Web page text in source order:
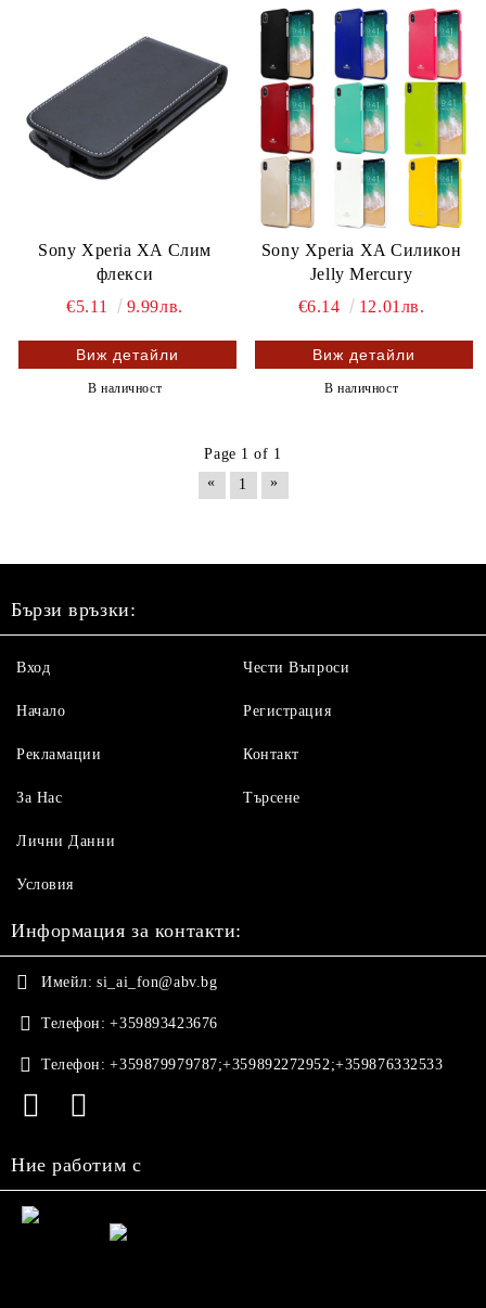
Sony Xperia XA Слим
флекси
€5.11
9.99лв.
Виж детайли
В наличност
Sony Xperia XA Силикон
Jelly Mercury
€6.14
12.01лв.
Виж детайли
В наличност
Page 1 of 1
«
1 »
Бързи връзки:
Вход
Начало
Рекламации
За Нас
Чести Въпроси
Регистрация
Контакт
Търсене
Лични Данни
Условия
Информация за контакти:
Имейл: si_ai_fon@abv.bg
Телефон: +359893423676
Телефон: +359879979787;+359892272952;+359876332533
Ние работим с